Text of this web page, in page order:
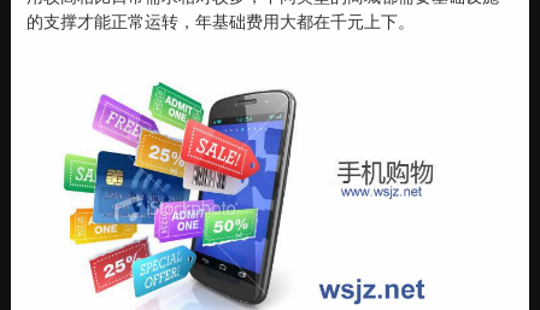
的支撑才能正常运转，年基础费用大都在千元上下。